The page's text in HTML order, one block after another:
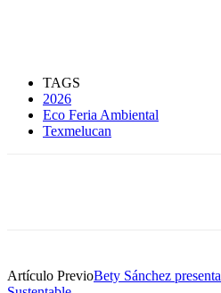
TAGS
2026
Eco Feria Ambiental
Texmelucan
Artículo PrevioBety Sánchez